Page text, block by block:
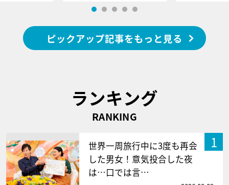
ピックアップ記事をもっと見る
ランキング
RANKING
1
世界一周旅行中に3度も再会
した男女！意気投合した夜
は…口では言…